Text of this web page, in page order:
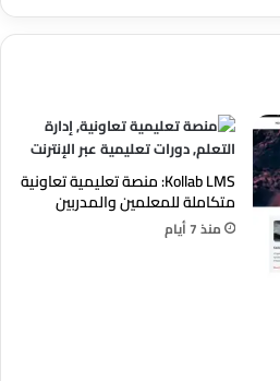
Kollab LMS: منصة تعليمية تعاونية
متكاملة للمعلمين والمدربين
منذ 7 أيام